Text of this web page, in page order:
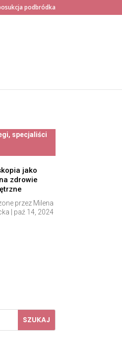
podbródka
specjaliści
jako
zdrowie
przez Milena
paź 14, 2024